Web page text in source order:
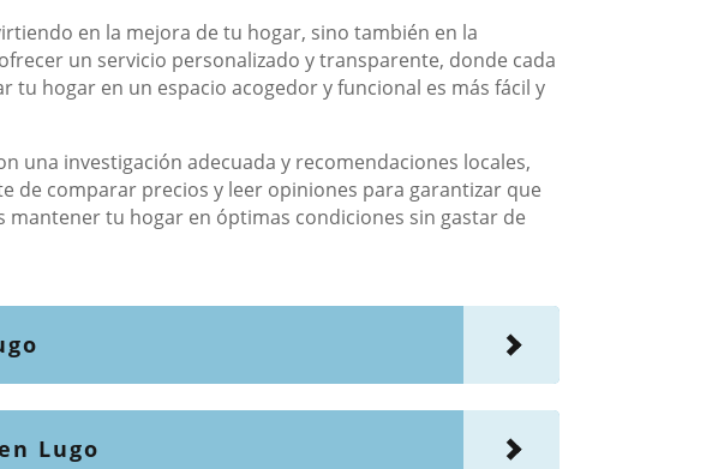
en la mejora de tu hogar, sino también en la
un servicio personalizado y transparente, donde cada
hogar en un espacio acogedor y funcional es más fácil y
una investigación adecuada y recomendaciones locales,
de comparar precios y leer opiniones para garantizar que
tu hogar en óptimas condiciones sin gastar de
Lugo